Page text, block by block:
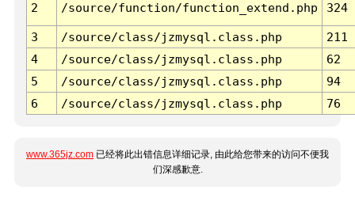
2 /source/function/function_extend.php 324
3 /source/class/jzmysql.class.php
211
4
/source/class/jzmysql.class.php
62
5
/source/class/jzmysql.class.php
94
6
/source/class/jzmysql.class.php 76
www.365jz.com 已经将此出错信息详细记录, 由此给您带来的访问不便我
们深感歉意.